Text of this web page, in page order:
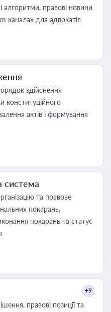
алгоритми, правові новини
каналах для адвокатів
здійснення
конституційного
актів і формування
система
та правове
покарань,
покарань та статус
+9
правові позиції та